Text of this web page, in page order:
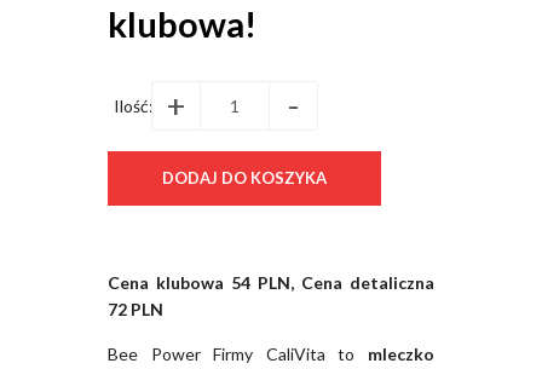
klubowa!
Ilość: + -
Cena klubowa 54 PLN, Cena detaliczna
72 PLN
Bee Power Firmy CaliVita to mleczko